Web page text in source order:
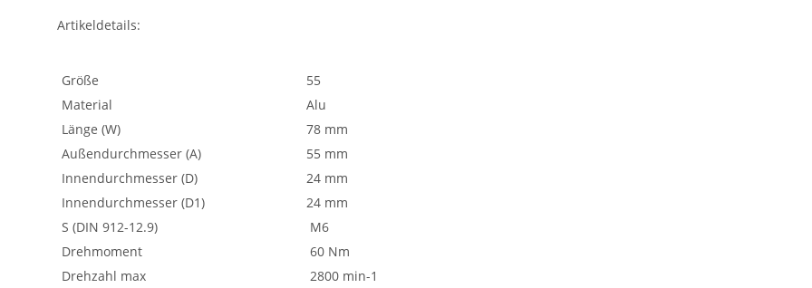
Artikeldetails:
Größe
55
Material
Alu
Länge (W)
78 mm
Außendurchmesser (A)
55 mm
Innendurchmesser (D)
24 mm
Innendurchmesser (D1)
24 mm
S (DIN 912-12.9)
M6
Drehmoment
60 Nm
Drehzahl max
2800 min-1